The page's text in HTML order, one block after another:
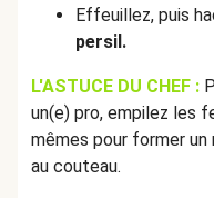
Effeuillez, puis
persil.
L'ASTUCE DU CHEF :
un(e) pro, empilez les
mêmes pour former
au couteau.